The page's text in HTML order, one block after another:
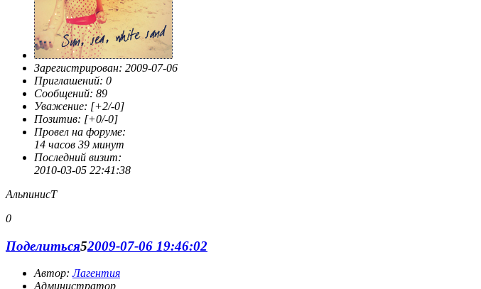
Зарегистрирован: 2009-07-06
Приглашений: 0
Сообщений: 89
Уважение: [+2/-0]
Позитив: [+0/-0]
Провел на форуме:
14 часов 39 минут
Последний визит:
2010-03-05 22:41:38
АльпинисТ
0
Поделиться52009-07-06 19:46:02
Автор:Лагентия
Администратор